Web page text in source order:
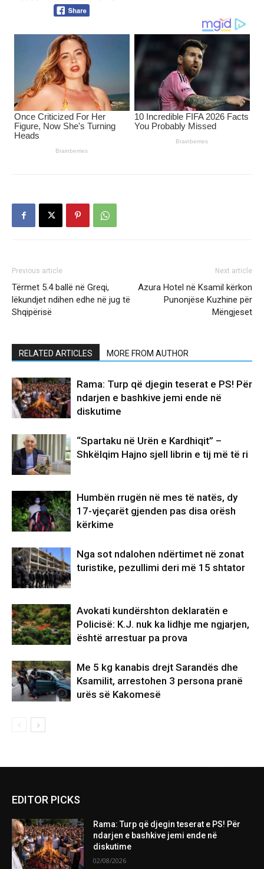
Previous article
Tërmet 5.4 ballë në Greqi,
lëkundjet ndihen edhe në jug të
Shqipërisë
Next article
Azura Hotel në Ksamil kërkon
Punonjëse Kuzhine për
Mëngjeset
RELATED ARTICLES MORE FROM AUTHOR
Rama: Turp që djegin teserat e PS! Për
ndarjen e bashkive jemi ende në
diskutime
“Spartaku në Urën e Kardhiqit” –
Shkëlqim Hajno sjell librin e tij më të ri
Humbën rrugën në mes të natës, dy
17-vjeçarët gjenden pas disa orësh
kërkime
Nga sot ndalohen ndërtimet në zonat
turistike, pezullimi deri më 15 shtator
Avokati kundërshton deklaratën e
Policisë: K.J. nuk ka lidhje me ngjarjen,
është arrestuar pa prova
Me 5 kg kanabis drejt Sarandës dhe
Ksamilit, arrestohen 3 persona pranë
urës së Kakomesë
EDITOR PICKS
Rama: Turp që djegin teserat e PS! Për
ndarjen e bashkive jemi ende në
diskutime
02/08/2026